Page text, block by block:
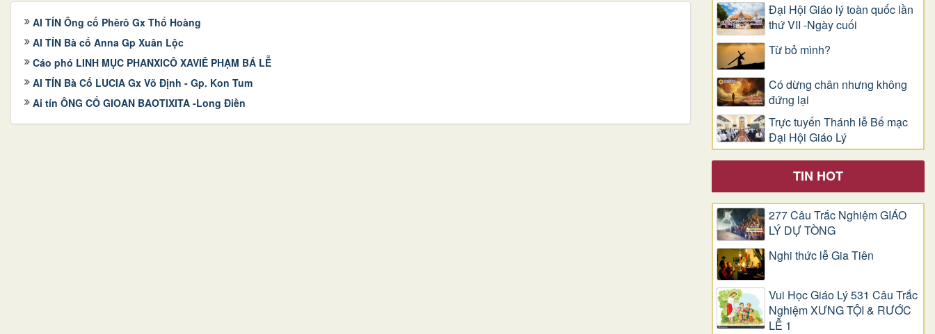
AI TÍN Ông cố Phêrô Gx Thổ Hoàng
AI TÍN Bà cố Anna Gp Xuân Lộc
Cáo phó LINH MỤC PHANXICÔ XAVIÊ PHẠM BÁ LỄ
AI TÍN Bà Cố LUCIA Gx Võ Định - Gp. Kon Tum
Ai tín ÔNG CỐ GIOAN BAOTIXITA -Long Điền
Đại Hội Giáo lý toàn quốc lần
thứ VII -Ngày cuối
Từ bỏ mình?
Có dừng chân nhưng không
đứng lại
Trực tuyến Thánh lễ Bế mạc
Đại Hội Giáo Lý
TIN HOT
277 Câu Trắc Nghiệm GIÁO
LÝ DỰ TÒNG
Nghi thức lễ Gia Tiên
Vui Học Giáo Lý 531 Câu Trắc
Nghiệm XƯNG TỘI & RƯỚC
LỄ 1